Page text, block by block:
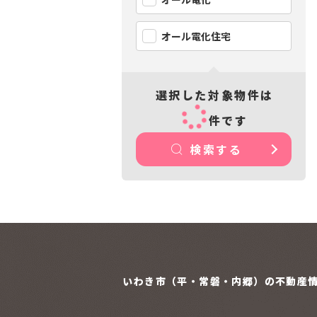
オール電化住宅
選択した対象物件は
件です
検索する
いわき市（平・常磐・内郷）の不動産